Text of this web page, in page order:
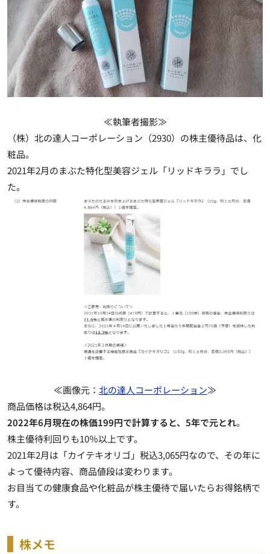
≪執筆者撮影≫
（株）北の達人コーポレーション（2930）の株主優待品は、化
粧品。
2021年2月のまぶた特化型美容ジェル「リッドキララ」でし
た。
≪画像元： 北の達人コーポレーション≫
商品価格は税込4,864円。
2022年6月現在の株価199円で計算すると、5年で元とれ。
株主優待利回りも10％以上です。
2021年2月は「カイテキオリゴ」税込3,065円なので、その年に
よって優待内容、商品値段は変わります。
お目当ての健康食品や化粧品が株主優待で届いたらお得銘柄で
す。
株メモ